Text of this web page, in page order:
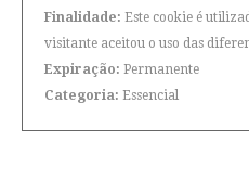
Finalidade: Este cookie é
visitante aceitou o uso das
Expiração: Permanente
Categoria: Essencial